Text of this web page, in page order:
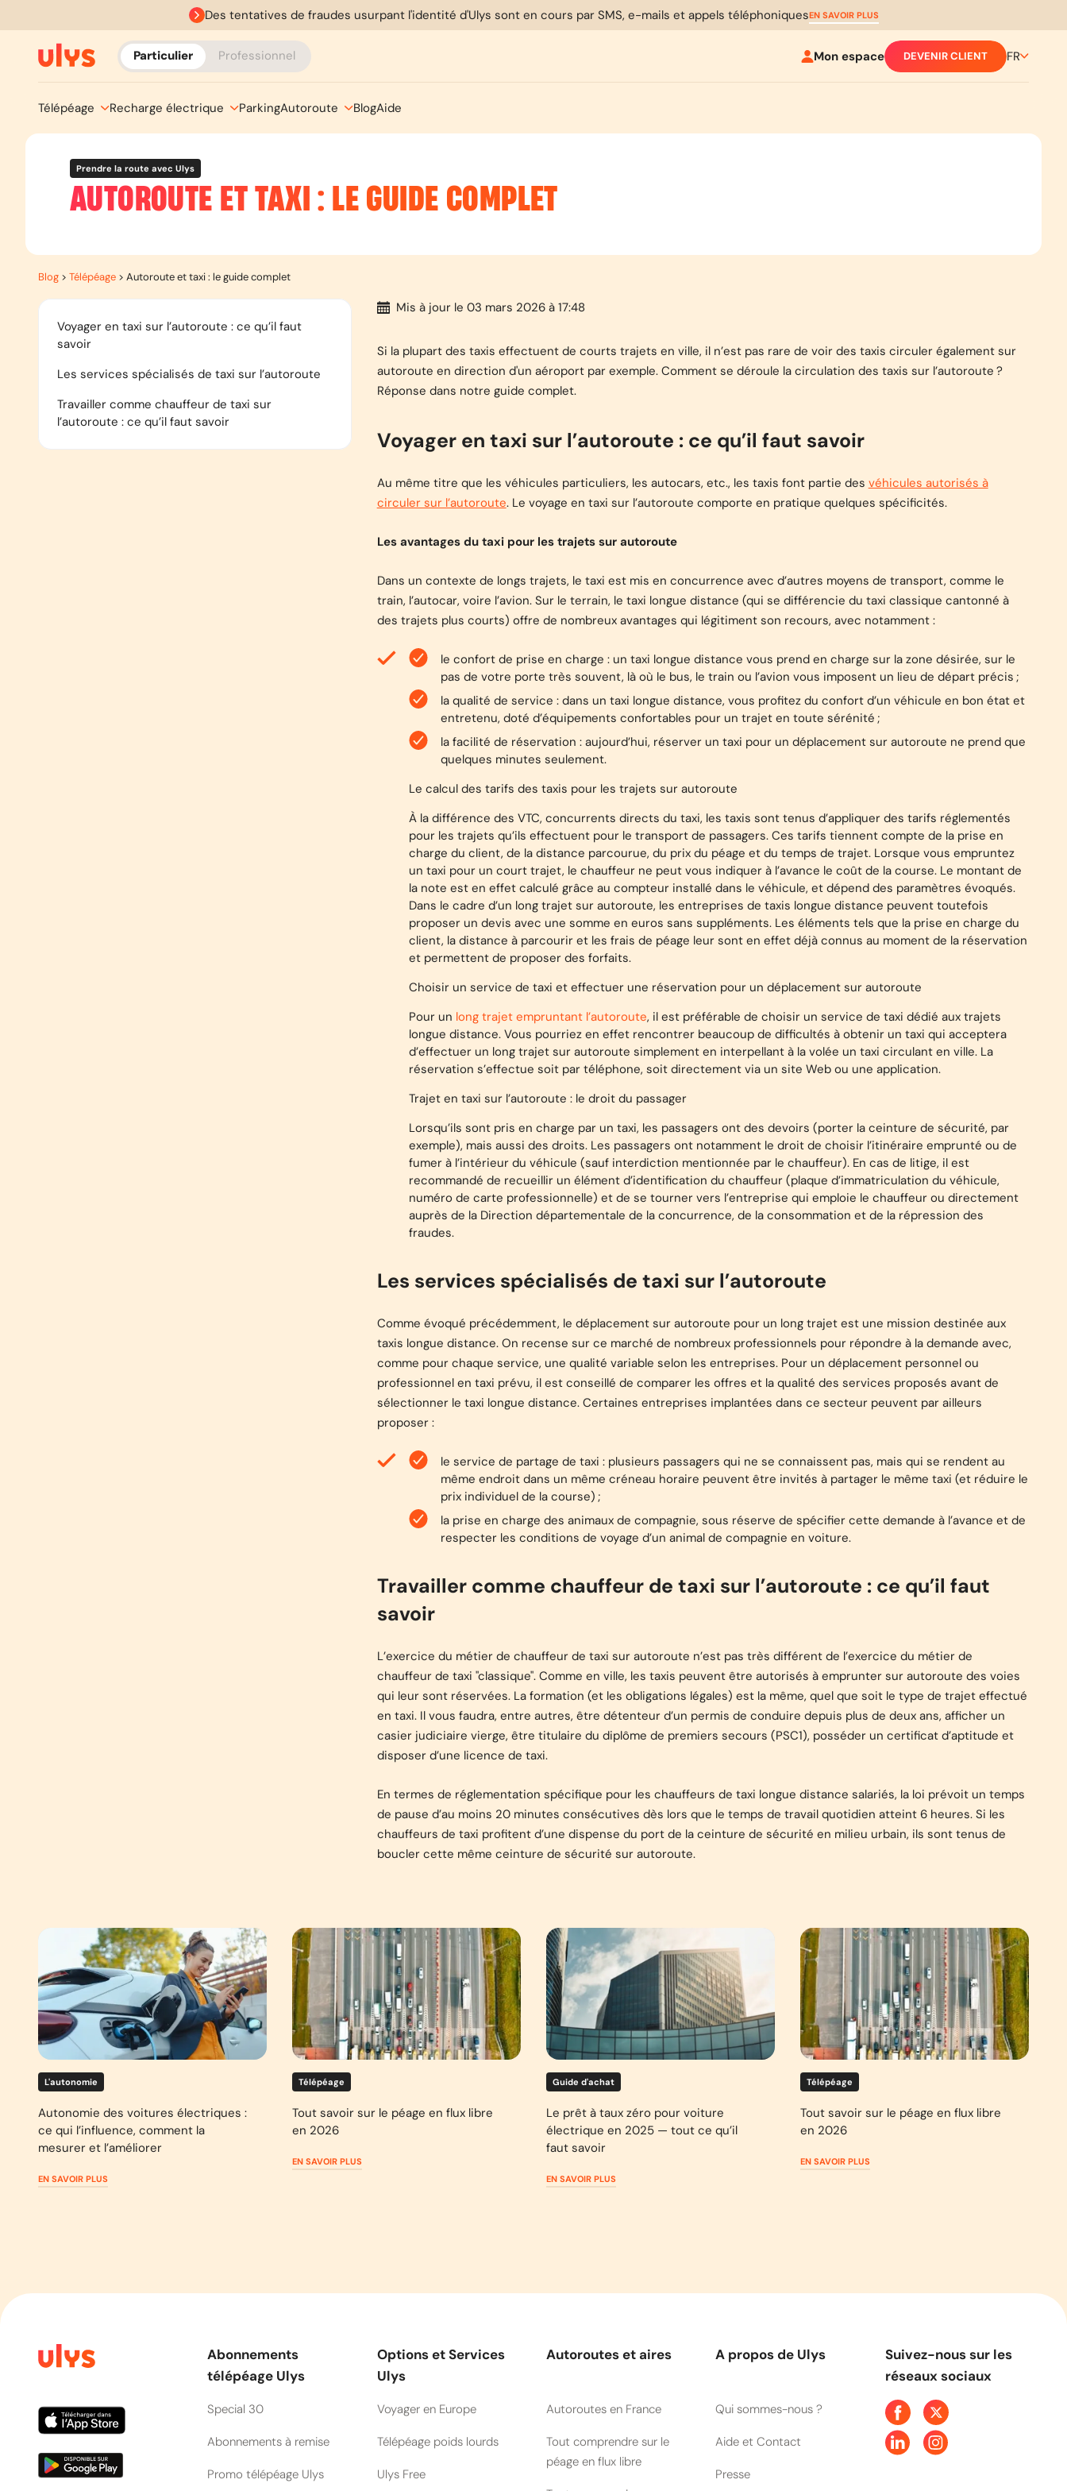
Des tentatives de fraudes usurpant l'identité d'Ulys sont en cours par SMS, e-mails et appels téléphoniquesEN SAVOIR PLUS
Particulier Professionnel Mon espace DEVENIR CLIENT FR
Télépéage Recharge électrique ParkingAutoroute BlogAide
Prendre la route avec Ulys
AUTOROUTE ET TAXI : LE GUIDE COMPLET
Blog > Télépéage > Autoroute et taxi : le guide complet
Voyager en taxi sur l’autoroute : ce qu’il faut
savoir
Les services spécialisés de taxi sur l’autoroute
Travailler comme chauffeur de taxi sur
l’autoroute : ce qu’il faut savoir
Mis à jour le 03 mars 2026 à 17:48
Si la plupart des taxis effectuent de courts trajets en ville, il n’est pas rare de voir des taxis circuler également sur
autoroute en direction d'un aéroport par exemple. Comment se déroule la circulation des taxis sur l’autoroute ?
Réponse dans notre guide complet.
Voyager en taxi sur l’autoroute : ce qu’il faut savoir
Au même titre que les véhicules particuliers, les autocars, etc., les taxis font partie des véhicules autorisés à
circuler sur l’autoroute. Le voyage en taxi sur l’autoroute comporte en pratique quelques spécificités.
Les avantages du taxi pour les trajets sur autoroute
Dans un contexte de longs trajets, le taxi est mis en concurrence avec d’autres moyens de transport, comme le
train, l’autocar, voire l’avion. Sur le terrain, le taxi longue distance (qui se différencie du taxi classique cantonné à
des trajets plus courts) offre de nombreux avantages qui légitiment son recours, avec notamment :
le confort de prise en charge : un taxi longue distance vous prend en charge sur la zone désirée, sur le
pas de votre porte très souvent, là où le bus, le train ou l’avion vous imposent un lieu de départ précis ;
la qualité de service : dans un taxi longue distance, vous profitez du confort d’un véhicule en bon état et
entretenu, doté d’équipements confortables pour un trajet en toute sérénité ;
la facilité de réservation : aujourd’hui, réserver un taxi pour un déplacement sur autoroute ne prend que
quelques minutes seulement.
Le calcul des tarifs des taxis pour les trajets sur autoroute
À la différence des VTC, concurrents directs du taxi, les taxis sont tenus d’appliquer des tarifs réglementés
pour les trajets qu’ils effectuent pour le transport de passagers. Ces tarifs tiennent compte de la prise en
charge du client, de la distance parcourue, du prix du péage et du temps de trajet. Lorsque vous empruntez
un taxi pour un court trajet, le chauffeur ne peut vous indiquer à l’avance le coût de la course. Le montant de
la note est en effet calculé grâce au compteur installé dans le véhicule, et dépend des paramètres évoqués.
Dans le cadre d’un long trajet sur autoroute, les entreprises de taxis longue distance peuvent toutefois
proposer un devis avec une somme en euros sans suppléments. Les éléments tels que la prise en charge du
client, la distance à parcourir et les frais de péage leur sont en effet déjà connus au moment de la réservation
et permettent de proposer des forfaits.
Choisir un service de taxi et effectuer une réservation pour un déplacement sur autoroute
Pour un long trajet empruntant l’autoroute, il est préférable de choisir un service de taxi dédié aux trajets
longue distance. Vous pourriez en effet rencontrer beaucoup de difficultés à obtenir un taxi qui acceptera
d’effectuer un long trajet sur autoroute simplement en interpellant à la volée un taxi circulant en ville. La
réservation s’effectue soit par téléphone, soit directement via un site Web ou une application.
Trajet en taxi sur l’autoroute : le droit du passager
Lorsqu’ils sont pris en charge par un taxi, les passagers ont des devoirs (porter la ceinture de sécurité, par
exemple), mais aussi des droits. Les passagers ont notamment le droit de choisir l’itinéraire emprunté ou de
fumer à l’intérieur du véhicule (sauf interdiction mentionnée par le chauffeur). En cas de litige, il est
recommandé de recueillir un élément d’identification du chauffeur (plaque d’immatriculation du véhicule,
numéro de carte professionnelle) et de se tourner vers l’entreprise qui emploie le chauffeur ou directement
auprès de la Direction départementale de la concurrence, de la consommation et de la répression des
fraudes.
Les services spécialisés de taxi sur l’autoroute
Comme évoqué précédemment, le déplacement sur autoroute pour un long trajet est une mission destinée aux
taxis longue distance. On recense sur ce marché de nombreux professionnels pour répondre à la demande avec,
comme pour chaque service, une qualité variable selon les entreprises. Pour un déplacement personnel ou
professionnel en taxi prévu, il est conseillé de comparer les offres et la qualité des services proposés avant de
sélectionner le taxi longue distance. Certaines entreprises implantées dans ce secteur peuvent par ailleurs
proposer :
le service de partage de taxi : plusieurs passagers qui ne se connaissent pas, mais qui se rendent au
même endroit dans un même créneau horaire peuvent être invités à partager le même taxi (et réduire le
prix individuel de la course) ;
la prise en charge des animaux de compagnie, sous réserve de spécifier cette demande à l’avance et de
respecter les conditions de voyage d’un animal de compagnie en voiture.
Travailler comme chauffeur de taxi sur l’autoroute : ce qu’il faut
savoir
L’exercice du métier de chauffeur de taxi sur autoroute n’est pas très différent de l’exercice du métier de
chauffeur de taxi "classique". Comme en ville, les taxis peuvent être autorisés à emprunter sur autoroute des voies
qui leur sont réservées. La formation (et les obligations légales) est la même, quel que soit le type de trajet effectué
en taxi. Il vous faudra, entre autres, être détenteur d’un permis de conduire depuis plus de deux ans, afficher un
casier judiciaire vierge, être titulaire du diplôme de premiers secours (PSC1), posséder un certificat d’aptitude et
disposer d’une licence de taxi.
En termes de réglementation spécifique pour les chauffeurs de taxi longue distance salariés, la loi prévoit un temps
de pause d’au moins 20 minutes consécutives dès lors que le temps de travail quotidien atteint 6 heures. Si les
chauffeurs de taxi profitent d’une dispense du port de la ceinture de sécurité en milieu urbain, ils sont tenus de
boucler cette même ceinture de sécurité sur autoroute.
L'autonomie
Autonomie des voitures électriques :
ce qui l’influence, comment la
mesurer et l’améliorer
EN SAVOIR PLUS
Télépéage
Tout savoir sur le péage en flux libre
en 2026
EN SAVOIR PLUS
Guide d'achat
Le prêt à taux zéro pour voiture
électrique en 2025 — tout ce qu’il
faut savoir
EN SAVOIR PLUS
Télépéage
Tout savoir sur le péage en flux libre
en 2026
EN SAVOIR PLUS
Abonnements
télépéage Ulys
Special 30
Abonnements à remise
Promo télépéage Ulys
Options et Services
Ulys
Voyager en Europe
Télépéage poids lourds
Ulys Free
Autoroutes et aires
Autoroutes en France
Tout comprendre sur le
péage en flux libre
A propos de Ulys
Qui sommes-nous ?
Aide et Contact
Presse
Suivez-nous sur les
réseaux sociaux